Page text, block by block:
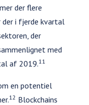
der flere
der i fjerde kvartal
der
med
af 2019.11
en potentiel
12 Blockchains